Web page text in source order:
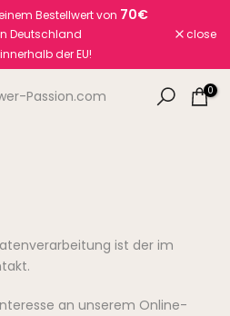
Bestellwert von 70€
Deutschland
der EU!
close
Passion.com 0
ist der im
an unserem Online-